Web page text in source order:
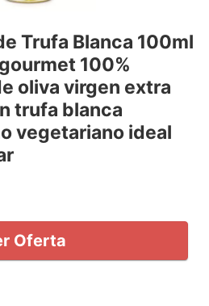
Trufa Blanca 100ml
100%
oliva virgen extra
trufa blanca
vegetariano ideal
Oferta